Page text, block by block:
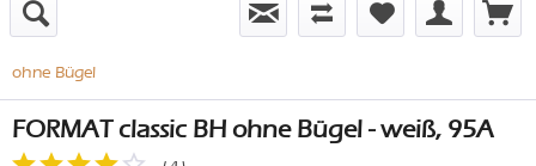
ohne Bügel
FORMAT classic BH ohne Bügel - weiß, 95A